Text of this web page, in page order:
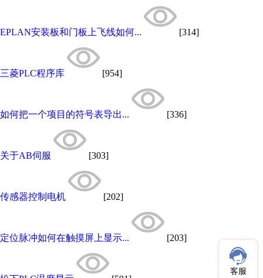
EPLAN安装板和门板上飞线如何... [314]
三菱PLC程序库 [954]
如何把一个项目的符号表导出... [336]
关于AB伺服 [303]
传感器控制电机 [202]
定位脉冲如何在触摸屏上显示... [203]
客服